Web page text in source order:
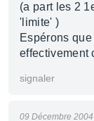
(a part les 2
'limite' )
Espérons
effectivement
signaler
09 Décembre